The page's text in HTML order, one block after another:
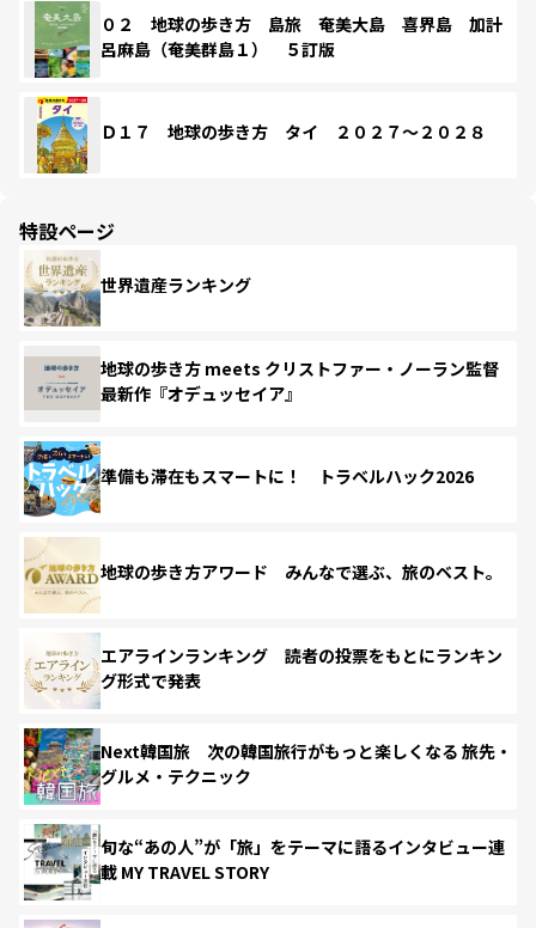
０２ 地球の歩き方 島旅 奄美大島 喜界島 加計
呂麻島（奄美群島１） ５訂版
Ｄ１７ 地球の歩き方 タイ ２０２７～２０２８
特設ページ
世界遺産ランキング
地球の歩き方 meets クリストファー・ノーラン監督
最新作『オデュッセイア』
準備も滞在もスマートに！ トラベルハック2026
地球の歩き方アワード みんなで選ぶ、旅のベスト。
エアラインランキング 読者の投票をもとにランキン
グ形式で発表
Next韓国旅 次の韓国旅行がもっと楽しくなる 旅先・
グルメ・テクニック
旬な“あの人”が「旅」をテーマに語るインタビュー連
載 MY TRAVEL STORY